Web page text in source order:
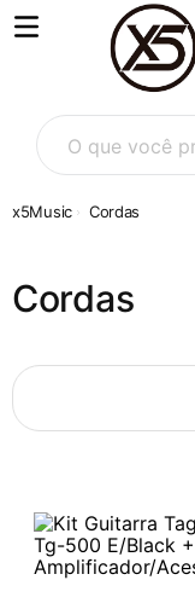
O que você procura?
Cordas
Cordas